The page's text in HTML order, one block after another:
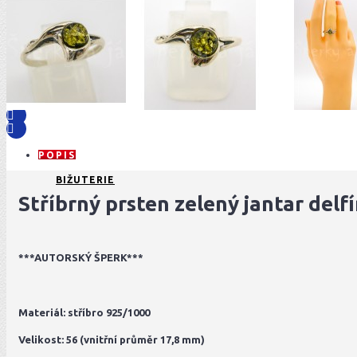
BIŽUTERIE
POPIS
Stříbrný prsten zelený jantar
***AUTORSKÝ ŠPERK***
Materiál: stříbro 925/1000
Velikost: 56 (vnitřní průměr 17,8 mm)